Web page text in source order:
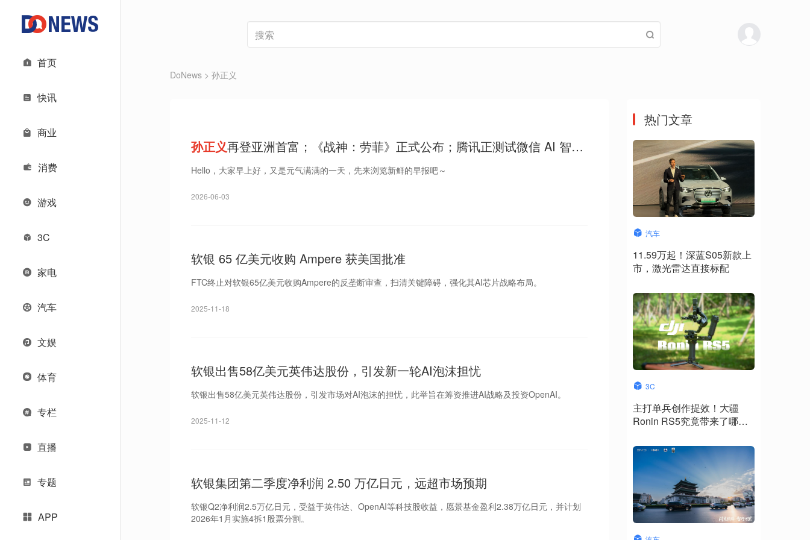
首页
快讯
商业
消费
游戏
3C
家电
汽车
文娱
体育
专栏
直播
专题
APP
DoNews > 孙正义
孙正义再登亚洲首富；《战神：劳菲》正式公布；腾讯正测试微信 AI 智能
体原型｜Do早报
Hello，大家早上好，又是元气满满的一天，先来浏览新鲜的早报吧～
2026-06-03
软银 65 亿美元收购 Ampere 获美国批准
FTC终止对软银65亿美元收购Ampere的反垄断审查，扫清关键障碍，强化其AI芯片战略布局。
2025-11-18
软银出售58亿美元英伟达股份，引发新一轮AI泡沫担忧
软银出售58亿美元英伟达股份，引发市场对AI泡沫的担忧，此举旨在筹资推进AI战略及投资OpenAI。
2025-11-12
软银集团第二季度净利润 2.50 万亿日元，远超市场预期
软银Q2净利润2.5万亿日元，受益于英伟达、OpenAI等科技股收益，愿景基金盈利2.38万亿日元，并计划
2026年1月实施4拆1股票分割。
热门文章
汽车
11.59万起！深蓝S05新款上
市，激光雷达直接标配
3C
主打单兵创作提效！大疆
Ronin RS5究竟带来了哪些